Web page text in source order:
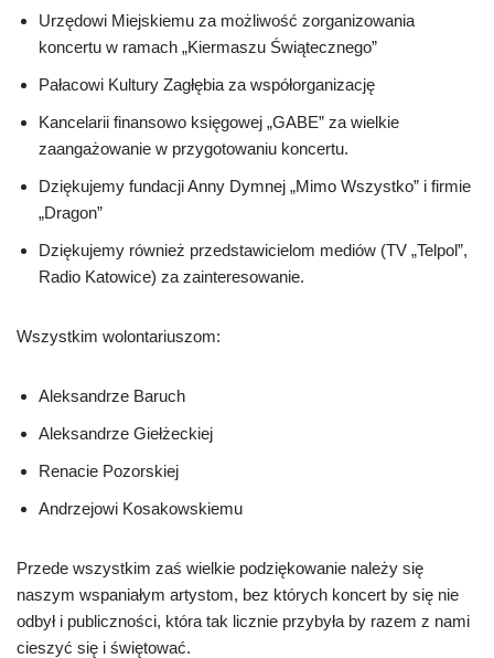
Urzędowi Miejskiemu za możliwość zorganizowania
koncertu w ramach „Kiermaszu Świątecznego”
Pałacowi Kultury Zagłębia za współorganizację
Kancelarii finansowo księgowej „GABE” za wielkie
zaangażowanie w przygotowaniu koncertu.
Dziękujemy fundacji Anny Dymnej „Mimo Wszystko” i firmie
„Dragon”
Dziękujemy również przedstawicielom mediów (TV „Telpol”,
Radio Katowice) za zainteresowanie.
Wszystkim wolontariuszom:
Aleksandrze Baruch
Aleksandrze Giełżeckiej
Renacie Pozorskiej
Andrzejowi Kosakowskiemu
Przede wszystkim zaś wielkie podziękowanie należy się
naszym wspaniałym artystom, bez których koncert by się nie
odbył i publiczności, która tak licznie przybyła by razem z nami
cieszyć się i świętować.